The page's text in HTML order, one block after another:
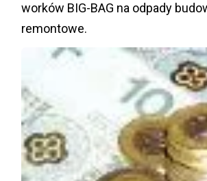
worków BIG-BAG na odpady
remontowe.